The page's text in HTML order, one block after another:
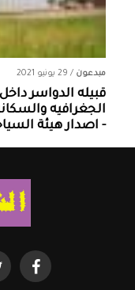
مبدعون / 29 يونيو 2021
قبيله الدواسر
الجغرافيه
- اصدار هيئة